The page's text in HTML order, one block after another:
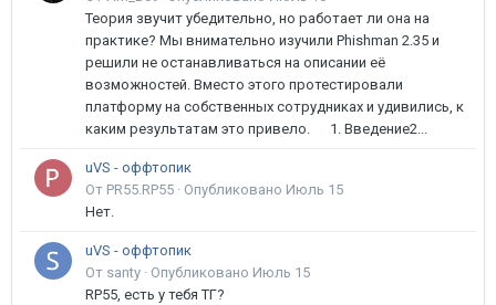
Теория звучит убедительно, но работает ли она на
практике? Мы внимательно изучили Phishman 2.35 и
решили не останавливаться на описании её
возможностей. Вместо этого протестировали
платформу на собственных сотрудниках и удивились, к
каким результатам это привело. 1. Введение2...
uVS - оффтопик
От PR55.RP55 · Опубликовано Июль 15
Нет.
uVS - оффтопик
От santy · Опубликовано Июль 15
RP55, есть у тебя ТГ?